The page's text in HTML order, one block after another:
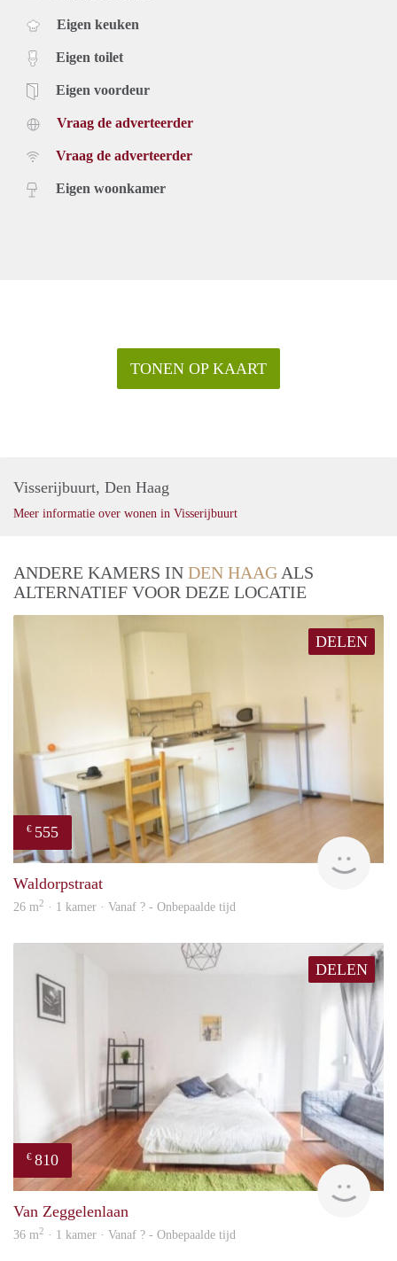
Eigen keuken
Eigen toilet
Eigen voordeur
Vraag de adverteerder
Vraag de adverteerder
Eigen woonkamer
TONEN OP KAART
Visserijbuurt, Den Haag
Meer informatie over wonen in Visserijbuurt
ANDERE KAMERS IN DEN HAAG ALS
ALTERNATIEF VOOR DEZE LOCATIE
DELEN
€ 555
Waldorpstraat
26 m2 · 1 kamer · Vanaf ? - Onbepaalde tijd
DELEN
€ 810
Van Zeggelenlaan
36 m2 · 1 kamer · Vanaf ? - Onbepaalde tijd